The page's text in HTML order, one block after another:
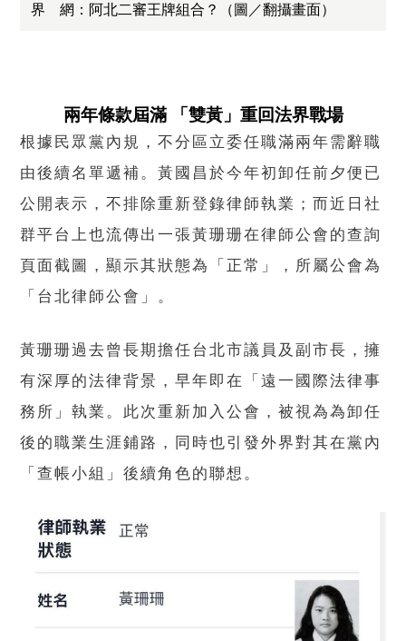
界 網：阿北二審王牌組合？（圖／翻攝畫面）
兩年條款屆滿 「雙黃」重回法界戰場
根據民眾黨內規，不分區立委任職滿兩年需辭職
由後續名單遞補。黃國昌於今年初卸任前夕便已
公開表示，不排除重新登錄律師執業；而近日社
群平台上也流傳出一張黃珊珊在律師公會的查詢
頁面截圖，顯示其狀態為「正常」，所屬公會為
「台北律師公會」。
黃珊珊過去曾長期擔任台北市議員及副市長，擁
有深厚的法律背景，早年即在「遠一國際法律事
務所」執業。此次重新加入公會，被視為為卸任
後的職業生涯鋪路，同時也引發外界對其在黨內
「查帳小組」後續角色的聯想。